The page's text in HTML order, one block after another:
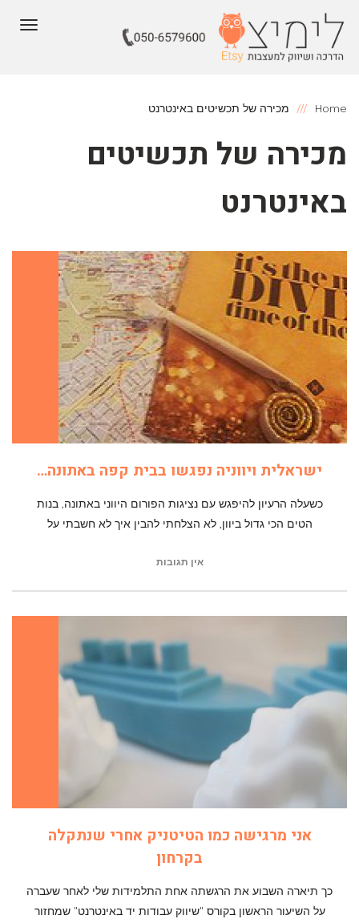
Home מכירה של תכשיטים באינטרנט
מכירה של תכשיטים
באינטרנט
ישראלית ויווניה נפגשו בבית קפה באתונה…
כשעלה הרעיון להיפגש עם נציגות הפורום היווני באתונה, בנות
הטים הכי גדול ביוון, לא הצלחתי להבין איך לא חשבתי על
אין תגובות
אני מרגישה כמו הטיטניק אחרי שנתקלה
בקרחון
כך תיארה השבוע את הרגשתה אחת התלמידות שלי לאחר שעברה
על השיעור הראשון בקורס "שיווק עבודות יד באינטרנט" שמחזור